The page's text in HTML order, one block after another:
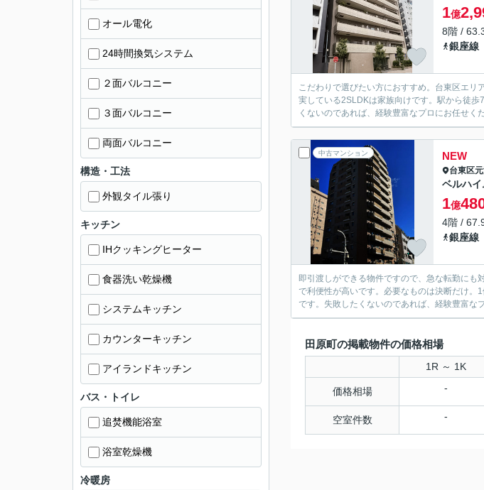
1億
8階 /
銀座線
こだわりで選びたい方におすすめ。台東区エリ
実している2SLDKは家族向けです。駅から徒
くないのであれば、経験豊富なプロにお任せく
中古マンション NEW
台東区
ベルハ
1億
4階 /
銀座線
即引渡しができる物件ですので、急な転勤に
で利便性が高いです。必要なものは決断だけ。
です。失敗したくないのであれば、経験豊富な
田原町の掲載物件の価格相場
1R ～ 1K
価格相場 -
空室件数 -
オール電化
24時間換気システム
２面バルコニー
３面バルコニー
両面バルコニー
構造・工法
外観タイル張り
キッチン
IHクッキングヒーター
食器洗い乾燥機
システムキッチン
カウンターキッチン
アイランドキッチン
バス・トイレ
追焚機能浴室
浴室乾燥機
冷暖房